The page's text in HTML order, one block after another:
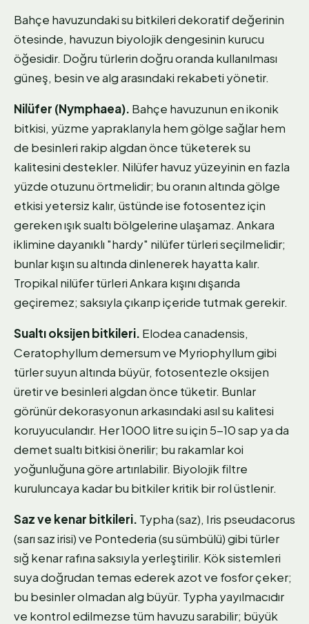
Bahçe havuzundaki su bitkileri dekoratif değerinin
ötesinde, havuzun biyolojik dengesinin kurucu
öğesidir. Doğru türlerin doğru oranda kullanılması
güneş, besin ve alg arasındaki rekabeti yönetir.
Nilüfer (Nymphaea). Bahçe havuzunun en ikonik
bitkisi, yüzme yapraklarıyla hem gölge sağlar hem
de besinleri rakip algdan önce tüketerek su
kalitesini destekler. Nilüfer havuz yüzeyinin en fazla
yüzde otuzunu örtmelidir; bu oranın altında gölge
etkisi yetersiz kalır, üstünde ise fotosentez için
gereken ışık sualtı bölgelerine ulaşamaz. Ankara
iklimine dayanıklı "hardy" nilüfer türleri seçilmelidir;
bunlar kışın su altında dinlenerek hayatta kalır.
Tropikal nilüfer türleri Ankara kışını dışarıda
geçiremez; saksıyla çıkarıp içeride tutmak gerekir.
Sualtı oksijen bitkileri. Elodea canadensis,
Ceratophyllum demersum ve Myriophyllum gibi
türler suyun altında büyür, fotosentezle oksijen
üretir ve besinleri algdan önce tüketir. Bunlar
görünür dekorasyonun arkasındaki asıl su kalitesi
koruyucularıdır. Her 1000 litre su için 5-10 sap ya da
demet sualtı bitkisi önerilir; bu rakamlar koi
yoğunluğuna göre artırılabilir. Biyolojik filtre
kuruluncaya kadar bu bitkiler kritik bir rol üstlenir.
Saz ve kenar bitkileri. Typha (saz), Iris pseudacorus
(sarı saz irisi) ve Pontederia (su sümbülü) gibi türler
sığ kenar rafına saksıyla yerleştirilir. Kök sistemleri
suya doğrudan temas ederek azot ve fosfor çeker;
bu besinler olmadan alg büyür. Typha yayılmacıdır
ve kontrol edilmezse tüm havuzu sarabilir; büyük